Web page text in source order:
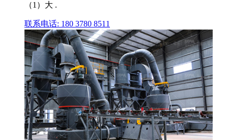
（1）大 .
联系电话: 180 3780 8511